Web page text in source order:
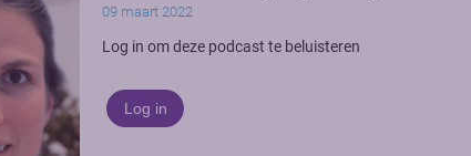
09 maart 2022
Log in om deze podcast te beluisteren
Log in